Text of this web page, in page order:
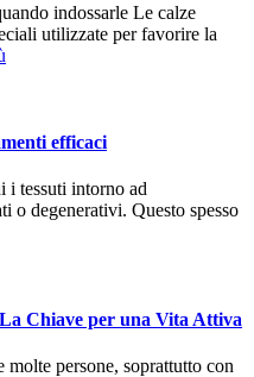
indossarle Le calze
utilizzate per favorire la
efficaci
i tessuti intorno ad
o degenerativi. Questo spesso
Chiave per una Vita Attiva
molte persone, soprattutto con